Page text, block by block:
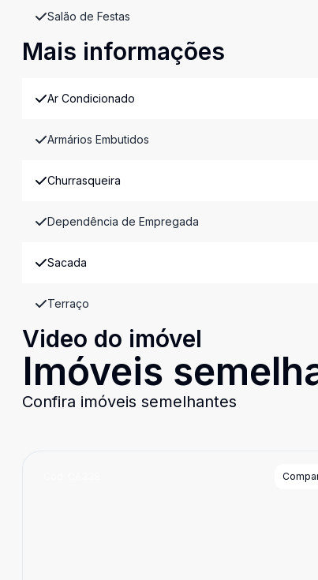
Salão de Festas
Mais informações
Ar Condicionado
Armários Embutidos
Churrasqueira
Dependência de Empregada
Sacada
Terraço
Video do imóvel
Imóveis
Confira imóveis semelhantes